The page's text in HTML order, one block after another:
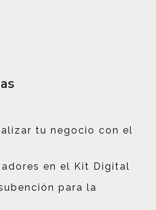
tu negocio con el
en el Kit Digital
para la